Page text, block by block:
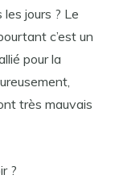
jours ? Le
c’est un
pour la
très mauvais
?